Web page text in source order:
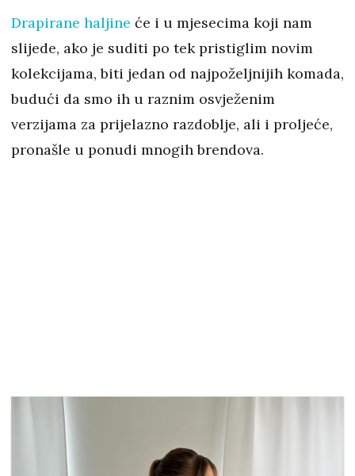
Drapirane haljine će i u mjesecima koji nam
slijede, ako je suditi po tek pristiglim novim
kolekcijama, biti jedan od najpoželjnijih komada,
budući da smo ih u raznim osvježenim
verzijama za prijelazno razdoblje, ali i proljeće,
pronašle u ponudi mnogih brendova.